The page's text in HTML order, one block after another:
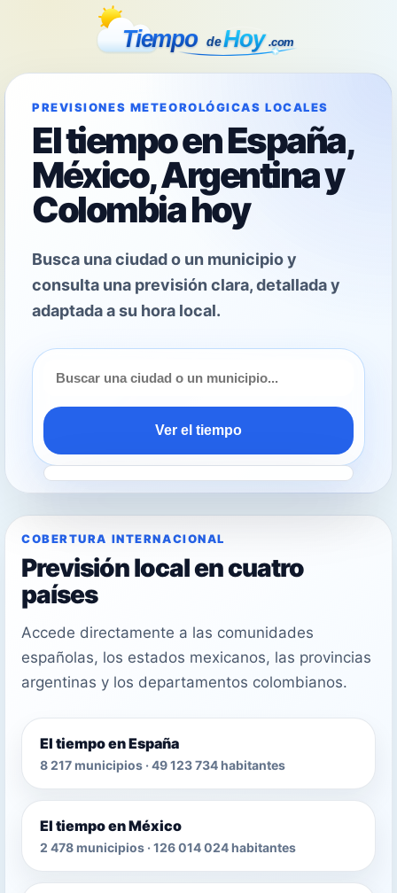
PREVISIONES METEOROLÓGICAS LOCALES
El tiempo en España,
México, Argentina y
Colombia hoy
Busca una ciudad o un municipio y
consulta una previsión clara, detallada y
adaptada a su hora local.
Ver el tiempo
COBERTURA INTERNACIONAL
Previsión local en cuatro
países
Accede directamente a las comunidades
españolas, los estados mexicanos, las provincias
argentinas y los departamentos colombianos.
El tiempo en España
8 217 municipios · 49 123 734 habitantes
El tiempo en México
2 478 municipios · 126 014 024 habitantes